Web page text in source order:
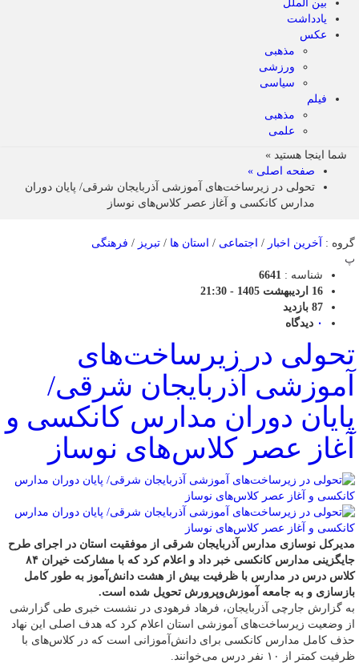
بین الملل
یادداشت
عکس
مذهبی
ورزشی
سیاسی
فیلم
مذهبی
علمی
شما اینجا هستید »
صفحه اصلی »
تحولی در زیرساخت‌های آموزشی آذربایجان شرقی/ پایان دوران
مدارس کانکسی و آغاز عصر کلاس‌های نوساز
گروه : آخرین اخبار / اجتماعی / استان ها / تبریز / فرهنگی
پ
شناسه : 6641
16 اردیبهشت 1405 - 21:30
87 بازدید
۰ دیدگاه
تحولی در زیرساخت‌های
آموزشی آذربایجان شرقی/
پایان دوران مدارس کانکسی و
آغاز عصر کلاس‌های نوساز
مدیرکل نوسازی مدارس آذربایجان شرقی از موفقیت استان در اجرای طرح
جایگزینی مدارس کانکسی خبر داد و اعلام کرد که با مشارکت خیران ۸۴
کلاس درس در مدارس با ظرفیت بیش از هشت دانش‌آموز به طور کامل
بازسازی و به جامعه آموزش‌وپرورش تحویل شده است.
به گزارش جارچی آذربایجان، فرهاد فرهودی در نشست خبری طی گزارشی
از وضعیت زیرساخت‌های آموزشی استان اعلام کرد که هدف اصلی این نهاد
حذف کامل مدارس کانکسی برای دانش‌آموزانی است که در کلاس‌های با
ظرفیت کمتر از ۱۰ نفر درس می‌خوانند.